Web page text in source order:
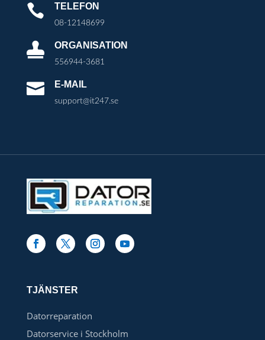
 TELEFON
08-12148699
 ORGANISATION
556944-3681
 E-MAIL
support@it247.se
TJÄNSTER
Datorreparation
Datorservice i Stockholm